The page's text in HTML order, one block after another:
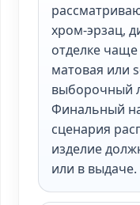
хром-эрзац,
отделке
матовая или
выборочный
Финальный
сценария
изделие
или в выдаче.